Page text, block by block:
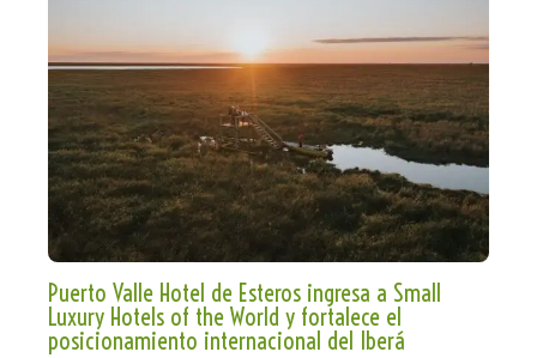
Puerto Valle Hotel de Esteros ingresa a Small
Luxury Hotels of the World y fortalece el
posicionamiento internacional del Iberá